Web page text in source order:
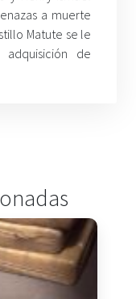
a muerte
Matute se le
de